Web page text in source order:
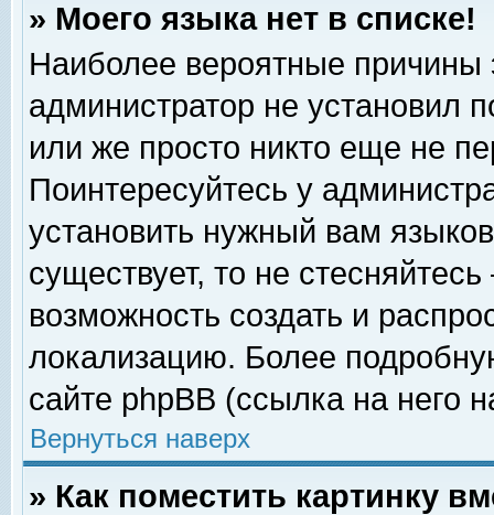
» Моего языка нет в списке!
Наиболее вероятные причины
администратор не установил
или же просто никто еще не
Поинтересуйтесь у
установить нужный вам
существует, то не
возможность создать и
локализацию. Более
сайте phpBB (ссылка на него
Вернуться наверх
» Как поместить картинку